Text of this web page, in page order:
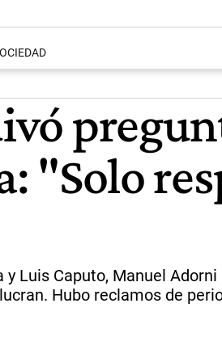
"Solo
Luis Caputo, Manuel
Hubo reclamos de